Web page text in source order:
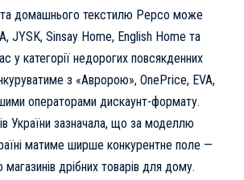
домашнього текстилю Pepco може
JYSK, Sinsay Home, English Home та
у категорії недорогих повсякденних
з «Авророю», OnePrice, EVA,
операторами дискаунт-формату.
України зазначала, що за моделлю
матиме ширше конкурентне поле —
дрібних товарів для дому.